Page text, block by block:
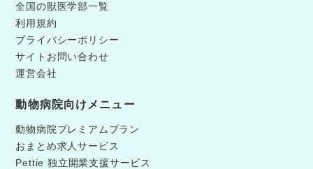
全国の獣医学部一覧
利用規約
プライバシーポリシー
サイトお問い合わせ
運営会社
動物病院向けメニュー
動物病院プレミアムプラン
おまとめ求人サービス
Pettie 独立開業支援サービス